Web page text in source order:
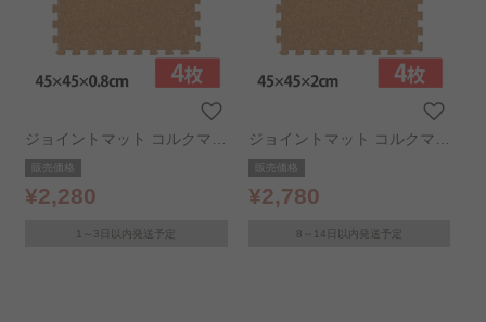
ジョイントマット コルクマッ
ト 45×45×0.8 4枚セット ナチ
ュラル COJTM-4508
販売価格
¥2,280
1～3日以内発送予定
ジョイントマット コルクマッ
ト 45×45×2 4枚セット ナチ
ュラル COJTM-452
販売価格
¥2,780
8～14日以内発送予定